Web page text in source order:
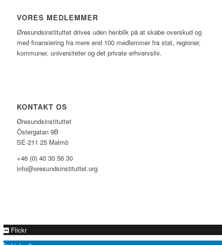
VORES MEDLEMMER
Øresundsinstituttet drives uden henblik på at skabe overskud og
med finansiering fra mere end 100 medlemmer fra stat, regioner,
kommuner, universiteter og det private erhvervsliv.
KONTAKT OS
Øresundsinstituttet
Östergatan 9B
SE-211 25 Malmö
+46 (0) 40 30 56 30
info@oresundsinstituttet.org
Flickr